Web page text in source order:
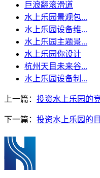
巨浪翻滚滑道
水上乐园景观包...
水上乐园设备维...
水上乐园主题景...
水上乐园你设计
杭州天目未来谷...
水上乐园设备制...
上一篇： 投资水上乐园的
下一篇： 投资水上乐园的